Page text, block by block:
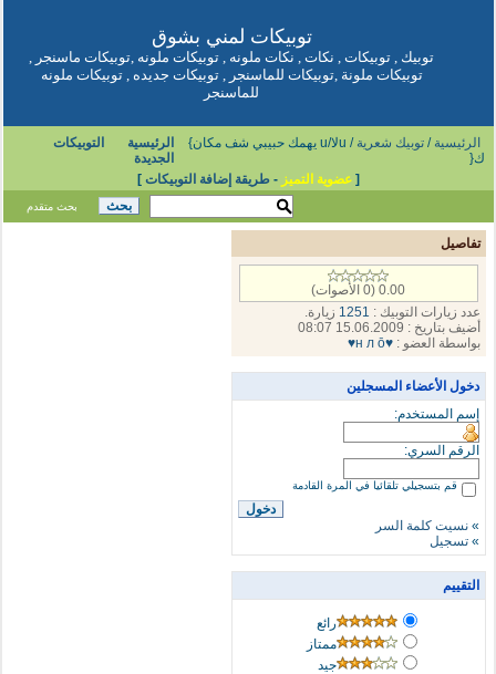
توبيكات لمني بشوق
توبيك , توبيكات, نكات, نكات ملونه , توبيكات ملونه ,توبيكات ماسنجر ,
توبيكات ملونة ,توبيكات للماسنجر ,توبيكات جديده ,توبيكات ملونه
للماسنجر
الرئيسية /توبيك شعرية
/ uلا/u يهمك حبيبي شف مكان}
ك{
الرئيسية
التوبيكات
الجديدة
[ عضوية التميز - طريقة إضافة التوبيكات ]
بحث متقدم
تفاصيل
0.00 (0 الأصوات)
عدد زيارات التوبيك : 1251 زيارة.
أضيف بتاريخ : 15.06.2009 08:07
بواسطة العضو :♥н л ō♥
دخول الأعضاء المسجلين
إسم المستخدم:
الرقم السري:
قم بتسجيلي تلقائيا في المرة القادمة
»نسيت كلمة السر
»تسجيل
التقييم
رائع
ممتاز
جيد